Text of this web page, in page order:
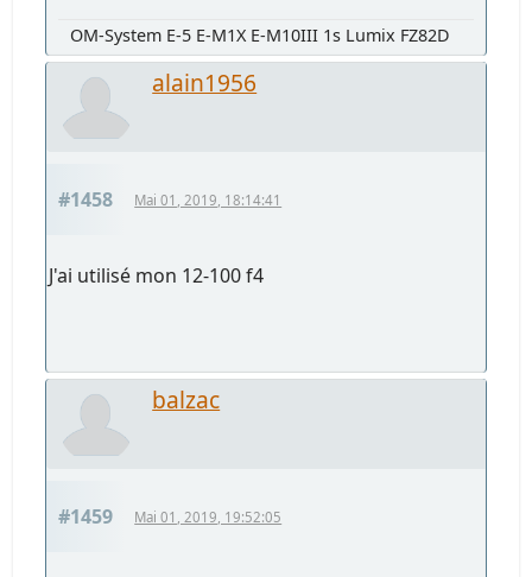
OM-System E-5 E-M1X E-M10III 1s Lumix FZ82D
alain1956
#1458 Mai 01, 2019, 18:14:41
J'ai utilisé mon 12-100 f4
balzac
#1459 Mai 01, 2019, 19:52:05